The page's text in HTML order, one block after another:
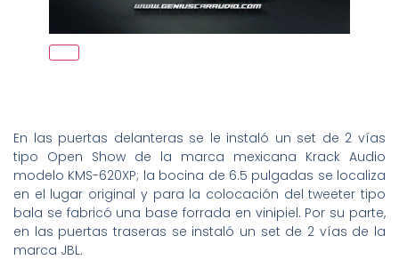
En las puertas delanteras se le instaló un set de 2 vías
tipo Open Show de la marca mexicana Krack Audio
modelo KMS-620XP; la bocina de 6.5 pulgadas se localiza
en el lugar original y para la colocación del tweeter tipo
bala se fabricó una base forrada en vinipiel. Por su parte,
en las puertas traseras se instaló un set de 2 vías de la
marca JBL.